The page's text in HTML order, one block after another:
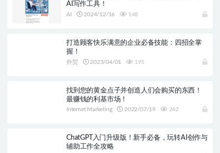
AI写作工具！
AI 2024/12/16 148
打造顾客快乐满意的企业必备技能：四招全掌
握！
外贸 2023/04/01 195
找到您的黄金点子并创造人们会购买的东西！
最赚钱的利基市场！
Internet Marketing 2022/07/19 242
ChatGPT入门升级版！新手必备，玩转AI创作与
辅助工作全攻略